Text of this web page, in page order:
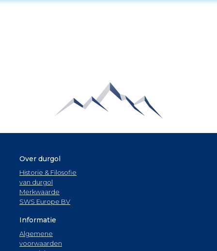
Over durgol
Historie & Filosofie
van durgol
Merkwaarde
SWS Europe BV
Informatie
Algemene
voorwaarden